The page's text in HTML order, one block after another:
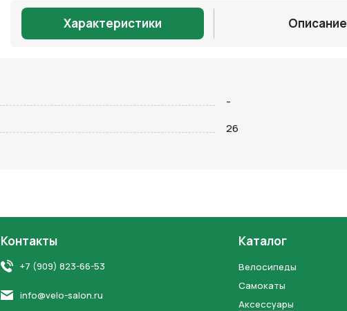
Характеристики Описание
-
26
Контакты
+7 (909) 823-66-53
info@velo-salon.ru
Каталог
Велосипеды
Самокаты
Аксессуары
Отправить
Нажимая на кнопку “Отправить заявку”, вы даете